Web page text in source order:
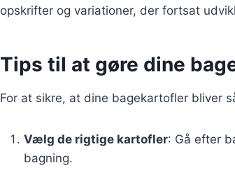
opskrifter og variationer, der fortsat
Tips til at gøre dine
For at sikre, at dine bagekartofler bliver
Vælg de rigtige kartofler: Gå efter
bagning.